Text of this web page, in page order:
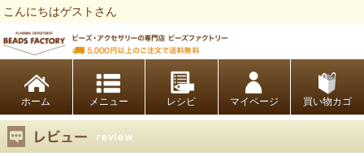
こんにちはゲストさん
ホーム レシピ マイページ 買い物カゴ